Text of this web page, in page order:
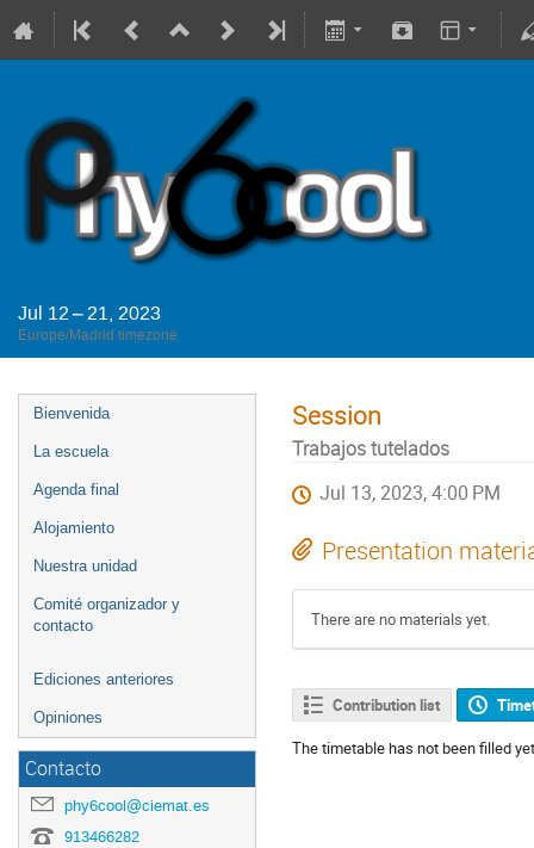
Jul 12 – 21, 2023
Europe/Madrid timezone
Bienvenida
La escuela
Agenda final
Alojamiento
Nuestra unidad
Comité organizador y
contacto
Ediciones anteriores
Opiniones
Contacto
phy6cool@ciemat.es
913466282
Session
Trabajos tutelados
Jul 13, 2023, 4:00 PM
Presentation
There are no materials yet.
Contribution list
The timetable has not been filled